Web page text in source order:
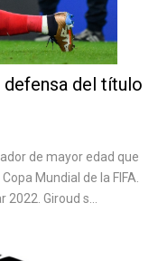
defensa del título
de mayor edad que
Mundial de la FIFA.
2022. Giroud s...